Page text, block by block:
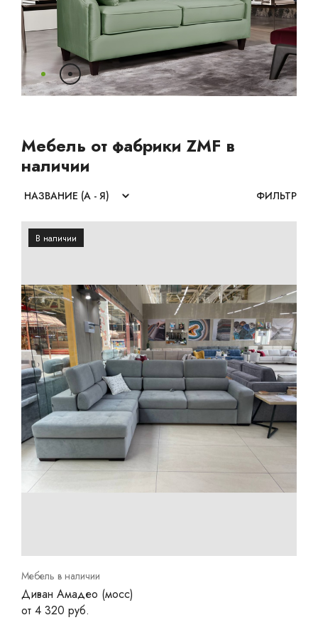
ГДЕ КУПИТЬ
Ваш город: Гомель Брест Гродно
Могилев
Сморгонь
Мебель от фабрики ZMF в
наличии
ФИЛЬТР
Мебель в наличии
Диван Амадео (мосс)
от 4 320 руб.
В наличии